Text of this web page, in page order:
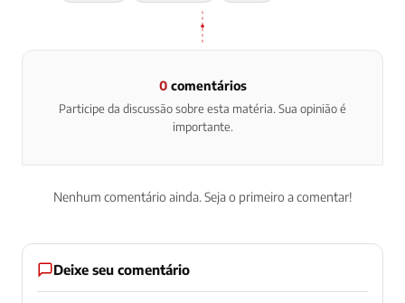
0comentários
Participe da discussão sobre esta matéria. Sua opinião é
importante.
Nenhum comentário ainda. Seja o primeiro a comentar!
Deixe seu comentário